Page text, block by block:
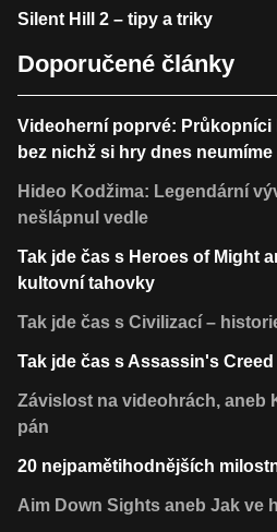
Silent Hill 2 – tipy a triky
Doporučené články
Videoherní poprvé: Průkopníci
bez nichž si hry dnes
Hideo Kodžima: Legendární
nešlápnul vedle
Tak jde čas s Heroes of Might
kultovní tahovky
Tak jde čas s Civilizací –
Tak jde čas s Assassin's
Závislost na videohrách, aneb
pán
20 nejpamětihodnějších
Aim Down Sights aneb Jak ve